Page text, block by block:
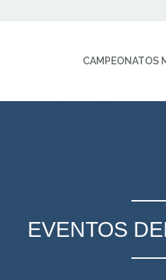
CAMPEONATOS
EVENTOS